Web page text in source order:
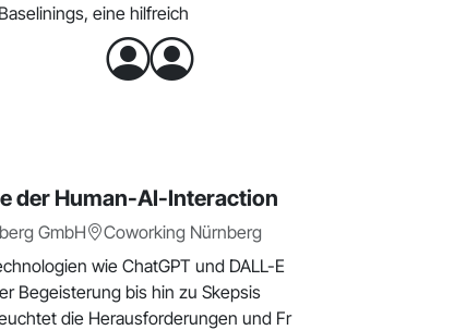
eine hilfreich
der Human-AI-Interaction
GmbH
Coworking Nürnberg
wie ChatGPT und DALL-E
Begeisterung bis hin zu Skepsis
die Herausforderungen und Fr